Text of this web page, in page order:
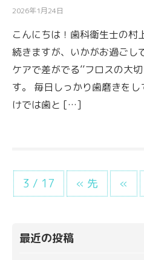
2026年1月24日
こんにちは！歯科衛生士の村
続きますが、いかがお過ごし
ケアで差がでる’’フロスの大
す。 毎日しっかり歯磨きを
けでは歯と […]
3 / 17 « 先 «
最近の投稿